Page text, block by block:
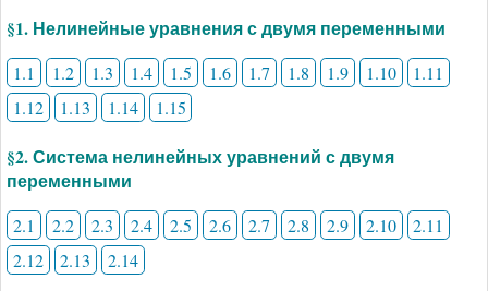
§1. Нелинейные уравнения с двумя переменными
1.1 1.2 1.3 1.4 1.5 1.6 1.7 1.8 1.9 1.10
1.11
1.12
1.13 1.14 1.15
§2. Система нелинейных уравнений с двумя
переменными
2.1 2.2 2.3 2.4 2.5 2.6 2.7 2.8 2.9 2.10
2.11
2.12
2.13 2.14